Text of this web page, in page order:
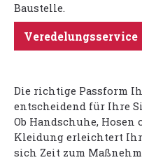
Baustelle.
Veredelungsservice
Die richtige Passform
entscheidend für Ihre
Ob Handschuhe,
Kleidung erleichtert
sich Zeit zum